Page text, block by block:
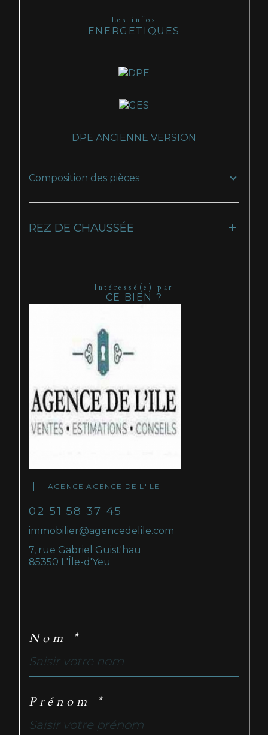
Les infos
ENERGETIQUES
DPE ANCIENNE VERSION
Composition des pièces
REZ DE CHAUSSÉE
Intéressé(e) par
CE BIEN ?
AGENCE AGENCE DE L'ILE
02 51 58 37 45
immobilier@agencedelile.com
7, rue Gabriel Guist'hau
85350 L'Île-d'Yeu
Nom *
Prénom *